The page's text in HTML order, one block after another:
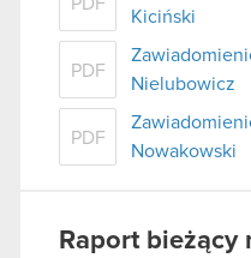
Kiciński
PDF
Nielubowicz
PDF
Nowakowski
Raport bieżący